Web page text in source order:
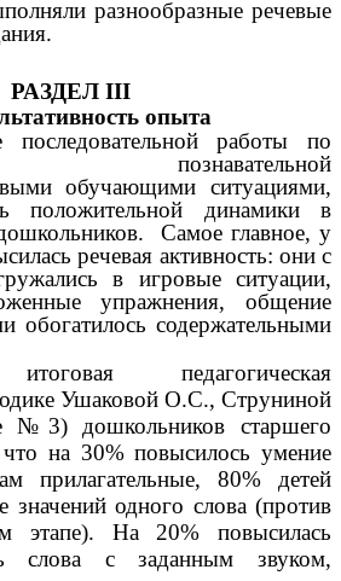
разнообразные речевые
РАЗДЕЛ III
опыта
последовательной работы по
познавательной
обучающими ситуациями,
положительной динамики в
Самое главное, у
речевая активность: они с
в игровые ситуации,
упражнения, общение
обогатилось содержательными
педагогическая
Ушаковой О.С., Струниной
дошкольников старшего
что на 30% повысилось умение
прилагательные, 80% детей
значений одного слова (против
этапе). На 20% повысилась
слова с заданным звуком,